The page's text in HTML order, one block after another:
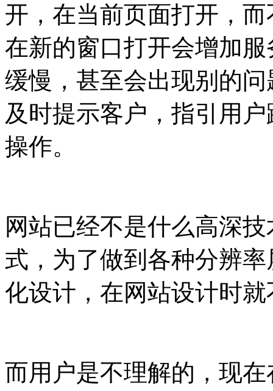
开，在当前页面打开，
在新的窗口打开会增加
缓慢，甚至会出现别的
及时提示客户，指引用
操作。
网站已经不是什么高深
式，为了做到各种分辨
化设计，在网站设计时
而用户是不理解的，现